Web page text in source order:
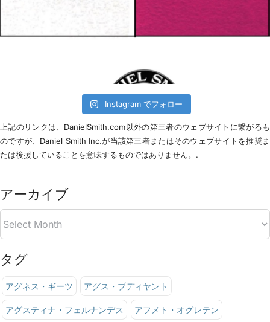
Instagram でフォロー
上記のリンクは、DanielSmith.com以外の第三者のウェブサイトに繋がるも
のですが、Daniel Smith Inc.が当該第三者またはそのウェブサイトを推奨ま
たは後援していることを意味するものではありません。.
アーカイブ
タグ
アグネス・ギーツ アグス・ブディヤント
アグスティナ・フェルナンデス アフメト・オグレテン